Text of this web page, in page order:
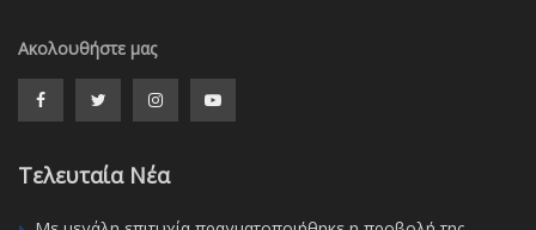
Ακολουθήστε μας
Τελευταία Νέα